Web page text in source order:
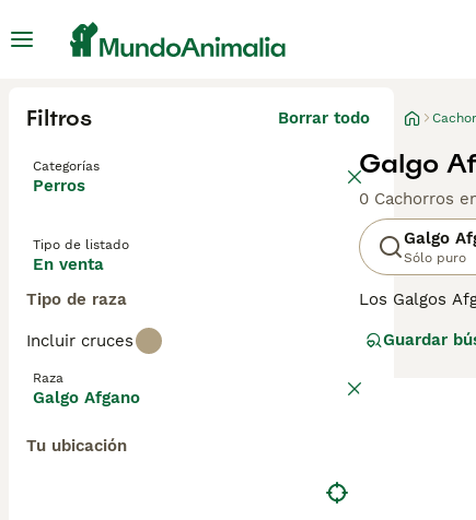
Filtros Borrar todo
Categorías
Perros
Tipo de listado
En venta
Tipo de raza
Incluir cruces
Raza
Galgo Afgano
Tu ubicación
Galgo
0 Cachorros
Galgo
Sólo puro
Los Galgos
Zardin ganó
Guardar